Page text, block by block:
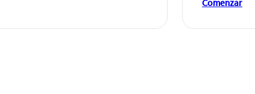
Comenzar